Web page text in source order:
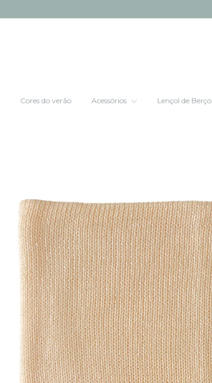
Cores do verão Acessórios Lençol de Berço